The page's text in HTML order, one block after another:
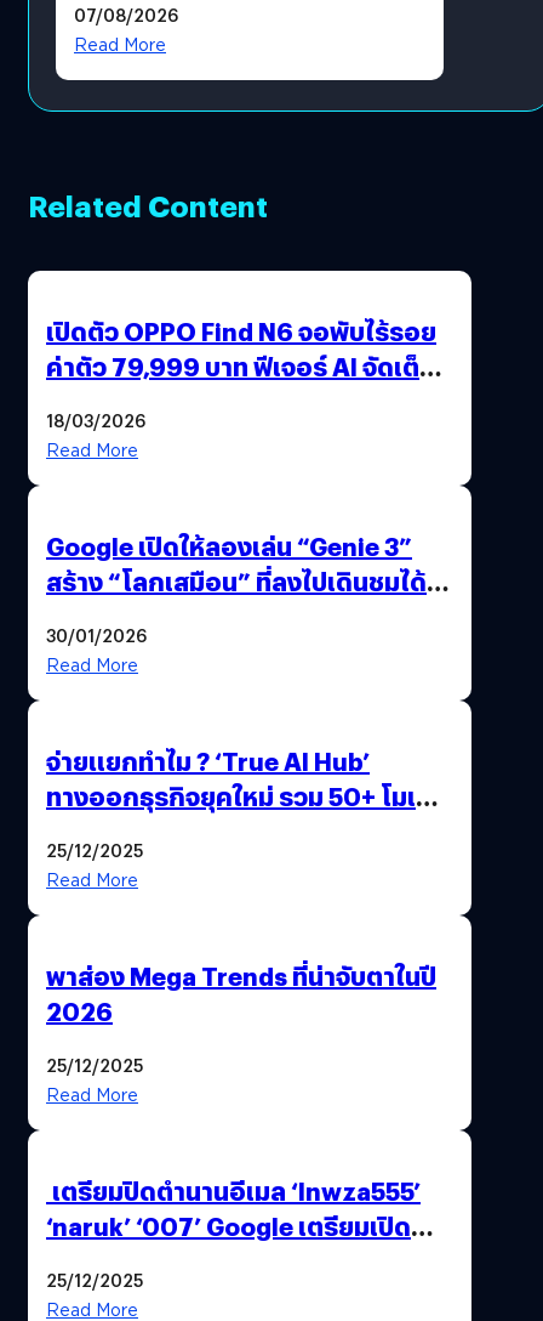
มีภาษาไทยด้วย
07/08/2026
Read More
Related Content
เปิดตัว OPPO Find N6 จอพับไร้รอย
ค่าตัว 79,999 บาท ฟีเจอร์ AI จัดเต็ม
18/03/2026
Read More
Google เปิดให้ลองเล่น “Genie 3”
สร้าง “โลกเสมือน” ที่ลงไปเดินชมได้
30/01/2026
Read More
จ่ายแยกทำไม ? ‘True AI Hub’
ทางออกธุรกิจยุคใหม่ รวม 50+ โมเดล
25/12/2025
Read More
พาส่อง Mega Trends ที่น่าจับตาในปี
2026
25/12/2025
Read More
เตรียมปิดตำนานอีเมล ‘lnwza555’
‘naruk’ ‘007’ Google เตรียมเปิด
25/12/2025
Read More